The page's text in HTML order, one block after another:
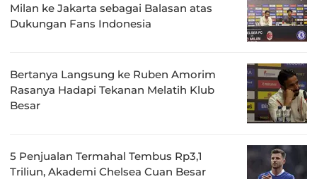
Milan ke Jakarta sebagai Balasan atas
Dukungan Fans Indonesia
Bertanya Langsung ke Ruben Amorim
Rasanya Hadapi Tekanan Melatih Klub
Besar
5 Penjualan Termahal Tembus Rp3,1
Triliun, Akademi Chelsea Cuan Besar